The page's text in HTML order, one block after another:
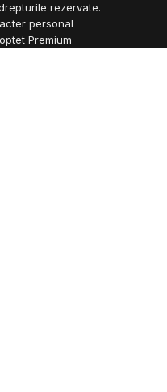
rezervate.
personal
Premium